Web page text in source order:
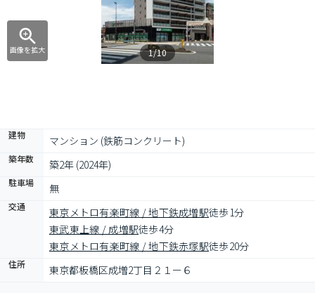
画像を拡大 1/10
建物 マンション (鉄筋コンクリート)
築年数 築2年 (2024年)
駐車場 無
交通 東京メトロ有楽町線 / 地下鉄成増駅徒歩1分
東武東上線 / 成増駅徒歩4分
東京メトロ有楽町線 / 地下鉄赤塚駅徒歩20分
住所 東京都板橋区成増2丁目２１ー６